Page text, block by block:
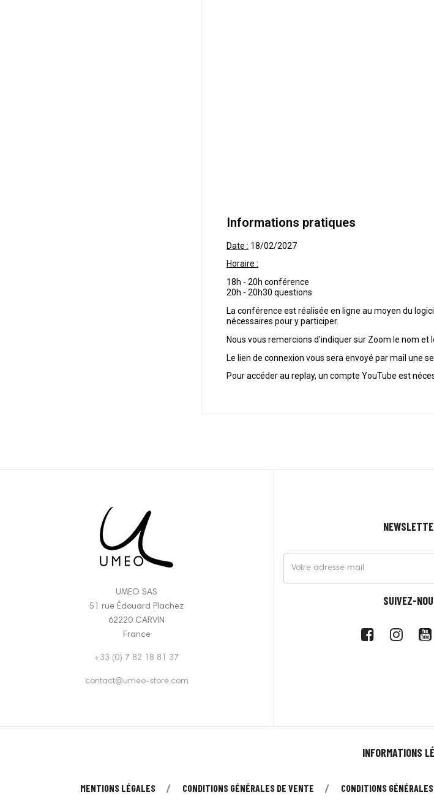
Informations pratiques
Date : 18/02/2027
Horaire :
18h - 20h conférence
20h - 20h30 questions
La conférence est réalisée en ligne au moyen du
nécessaires pour y participer.
Nous vous remercions d'indiquer sur Zoom le nom et
Le lien de connexion vous sera envoyé par mail une
Pour accéder au replay, un compte YouTube est
UMEO SAS
51 rue Édouard Plachez
62220 CARVIN
France
+33 (0) 7 82 18 81 37
contact@umeo-store.com
SUIVEZ-
INFORMATIONS
MENTIONS LÉGALES CONDITIONS GÉNÉRALES DE VENTE CONDITIONS